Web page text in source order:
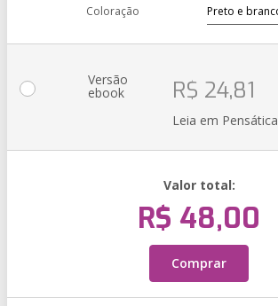
Coloração
Versão
ebook R$ 24,81
Leia em Pensática
Valor total:
R$ 48,00
Comprar